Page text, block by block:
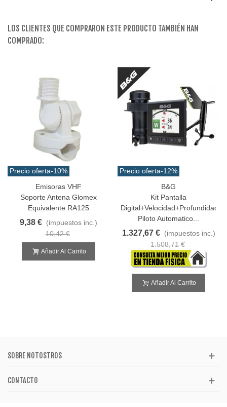
LOS CLIENTES QUE COMPRARON ESTE PRODUCTO TAMBIÉN HAN
COMPRADO:
Precio oferta-10%
Emisoras VHF
Soporte Antena Glomex
Equivalente RA125
9,38 € (impuestos inc.)
10,42 €
Añadir Al Carrito
Precio oferta-12%
B&G
Kit Pantalla
Piloto Automatico...
1.327,67 € (impuestos inc.)
1.508,71 €
Añadir Al Carrito
SOBRE NOTOSTROS
CONTACTO